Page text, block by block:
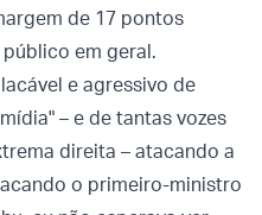
de 17 pontos
em geral.
e agressivo de
– e de tantas vozes
direita – atacando a
o primeiro-ministro